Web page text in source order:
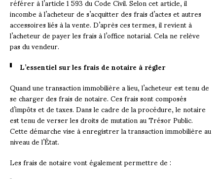
incombe à l’acheteur de s’acquitter des frais d’actes et autres
accessoires liés à la vente. D’après ces termes, il revient à
l’acheteur de payer les frais à l’office notarial. Cela ne relève
pas du vendeur.
L’essentiel sur les frais de notaire à régler
Quand une transaction immobilière a lieu, l’acheteur est tenu de
se charger des frais de notaire. Ces frais sont composés
d’impôts et de taxes. Dans le cadre de la procédure, le notaire
est tenu de verser les droits de mutation au Trésor Public.
Cette démarche vise à enregistrer la transaction immobilière au
niveau de l’État.
Les frais de notaire vont également permettre de :